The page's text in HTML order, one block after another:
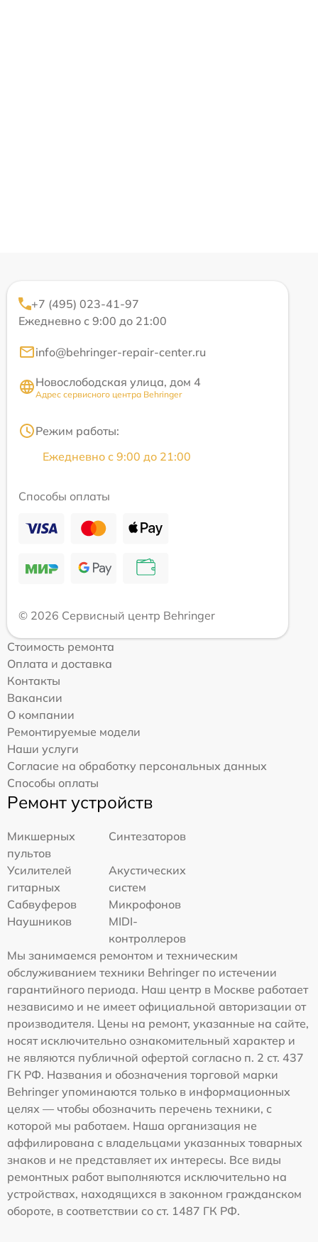
+7 (495) 023-41-97
Ежедневно с 9:00 до 21:00
info@behringer-repair-center.ru
Новослободская улица, дом 4
Адрес сервисного центра Behringer
Режим работы:
Ежедневно с 9:00 до 21:00
Способы оплаты
© 2026 Сервисный центр Behringer
Стоимость ремонта
Оплата и доставка
Контакты
Вакансии
О компании
Ремонтируемые модели
Наши услуги
Согласие на обработку персональных данных
Способы оплаты
Ремонт устройств
Микшерных
пультов
Синтезаторов
Усилителей
гитарных
Акустических
систем
Сабвуферов
Микрофонов
Наушников
MIDI-
контроллеров
Мы занимаемся ремонтом и техническим
обслуживанием техники Behringer по истечении
гарантийного периода. Наш центр в Москве работает
независимо и не имеет официальной авторизации от
производителя. Цены на ремонт, указанные на сайте,
носят исключительно ознакомительный характер и
не являются публичной офертой согласно п. 2 ст. 437
ГК РФ. Названия и обозначения торговой марки
Behringer упоминаются только в информационных
целях — чтобы обозначить перечень техники, с
которой мы работаем. Наша организация не
аффилирована с владельцами указанных товарных
знаков и не представляет их интересы. Все виды
ремонтных работ выполняются исключительно на
устройствах, находящихся в законном гражданском
обороте, в соответствии со ст. 1487 ГК РФ.